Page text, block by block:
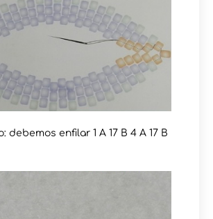
debemos enfilar 1 A 17 B 4 A 17 B